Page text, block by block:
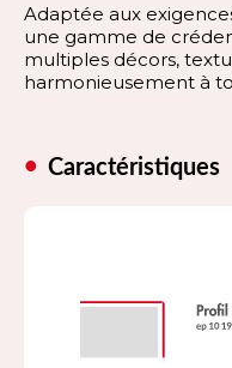
Adaptée aux
une gamme de
multiples décors,
harmonieusement à
Caractéristiques